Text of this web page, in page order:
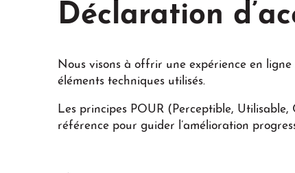
Déclaration
Nous visons à offrir une expérience en
éléments techniques utilisés.
Les principes POUR (Perceptible,
référence pour guider l’amélioration